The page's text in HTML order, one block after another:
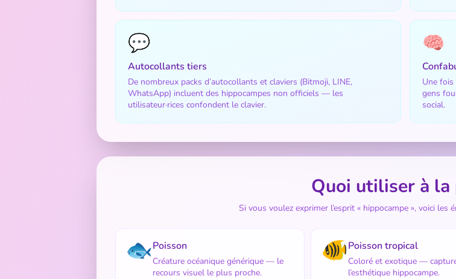
💬
Autocollants tiers
De nombreux packs d’autocollants et claviers (Bitmoji, LINE,
WhatsApp) incluent des hippocampes non officiels — les
utilisateur·rices confondent le clavier.
🧠
Une fois
gens
social.
Quoi utiliser à la
Si vous voulez exprimer l’esprit « hippocampe », voici les
🐟Poisson
Créature océanique générique — le
recours visuel le plus proche.
🐠Poisson tropical
Coloré et exotique —
l’esthétique hippocampe.